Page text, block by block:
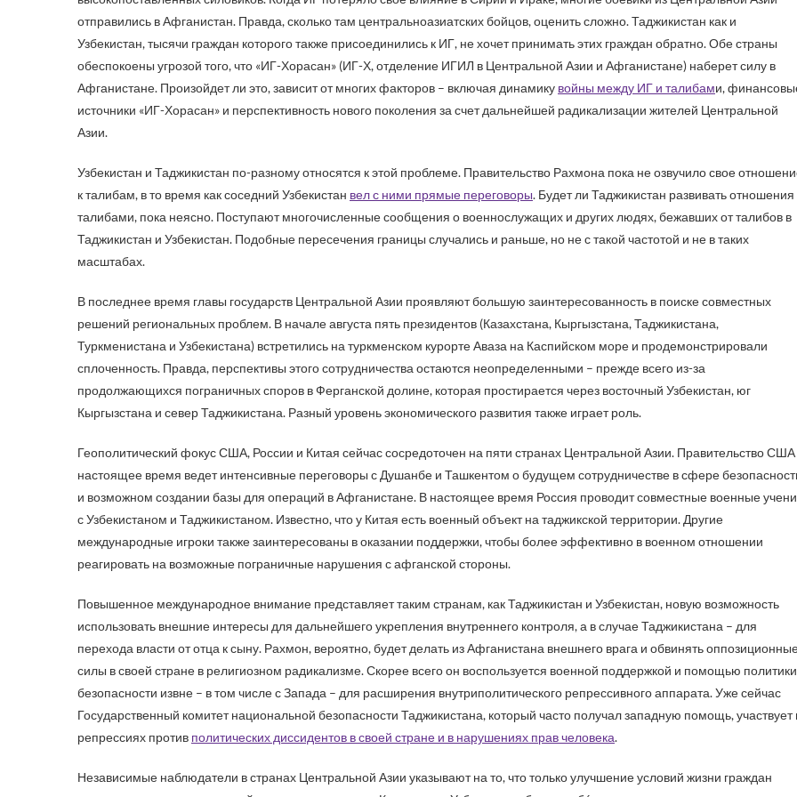
отправились в Афганистан. Правда, сколько там центральноазиатских бойцов, оценить сложно. Таджикистан как и
Узбекистан, тысячи граждан которого также присоединились к ИГ, не хочет принимать этих граждан обратно. Обе страны
обеспокоены угрозой того, что «ИГ-Хорасан» (ИГ-Х, отделение ИГИЛ в Центральной Азии и Афганистане) наберет силу в
Афганистане. Произойдет ли это, зависит от многих факторов – включая динамику войны между ИГ и талибами,
источники «ИГ-Хорасан» и перспективность нового поколения за счет дальнейшей радикализации жителей Центральной
Азии.
Узбекистан и Таджикистан по-разному относятся к этой проблеме. Правительство Рахмона пока не озвучило свое
к талибам, в то время как соседний Узбекистан вел с ними прямые переговоры. Будет ли Таджикистан развивать отношения
талибами, пока неясно. Поступают многочисленные сообщения о военнослужащих и других людях, бежавших от талибов в
Таджикистан и Узбекистан. Подобные пересечения границы случались и раньше, но не с такой частотой и не в таких
масштабах.
В последнее время главы государств Центральной Азии проявляют большую заинтересованность в поиске совместных
решений региональных проблем. В начале августа пять президентов (Казахстана, Кыргызстана, Таджикистана,
Туркменистана и Узбекистана) встретились на туркменском курорте Аваза на Каспийском море и продемонстрировали
сплоченность. Правда, перспективы этого сотрудничества остаются неопределенными – прежде всего из-за
продолжающихся пограничных споров в Ферганской долине, которая простирается через восточный Узбекистан, юг
Кыргызстана и север Таджикистана. Разный уровень экономического развития также играет роль.
Геополитический фокус США, России и Китая сейчас сосредоточен на пяти странах Центральной Азии. Правительство США
настоящее время ведет интенсивные переговоры с Душанбе и Ташкентом о будущем сотрудничестве в сфере
и возможном создании базы для операций в Афганистане. В настоящее время Россия проводит совместные военные
с Узбекистаном и Таджикистаном. Известно, что у Китая есть военный объект на таджикской территории. Другие
международные игроки также заинтересованы в оказании поддержки, чтобы более эффективно в военном отношении
реагировать на возможные пограничные нарушения с афганской стороны.
Повышенное международное внимание представляет таким странам, как Таджикистан и Узбекистан, новую возможность
использовать внешние интересы для дальнейшего укрепления внутреннего контроля, а в случае Таджикистана – для
перехода власти от отца к сыну. Рахмон, вероятно, будет делать из Афганистана внешнего врага и обвинять
силы в своей стране в религиозном радикализме. Скорее всего он воспользуется военной поддержкой и помощью политики
безопасности извне – в том числе с Запада – для расширения внутриполитического репрессивного аппарата. Уже сейчас
Государственный комитет национальной безопасности Таджикистана, который часто получал западную помощь, участвует
репрессиях против политических диссидентов в своей стране и в нарушениях прав человека.
Независимые наблюдатели в странах Центральной Азии указывают на то, что только улучшение условий жизни граждан